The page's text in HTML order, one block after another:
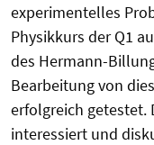
experimentelles
Physikkurs der Q1
des Hermann-
Bearbeitung von
erfolgreich getestet.
interessiert und